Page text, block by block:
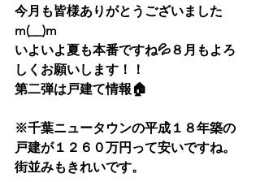
今月も皆様ありがとうございました
m(__)m
いよいよ夏も本番ですね💦８月もよろ
しくお願いします！！
第二弾は戸建て情報🏠
※千葉ニュータウンの平成１８年築の
戸建が１２６０万円って安いですね。
街並みもきれいです。